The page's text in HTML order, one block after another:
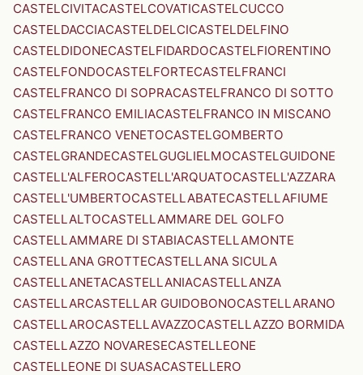
CASTELCIVITACASTELCOVATICASTELCUCCO
CASTELDACCIACASTELDELCICASTELDELFINO
CASTELDIDONECASTELFIDARDOCASTELFIORENTINO
CASTELFONDOCASTELFORTECASTELFRANCI
CASTELFRANCO DI SOPRACASTELFRANCO DI SOTTO
CASTELFRANCO EMILIACASTELFRANCO IN MISCANO
CASTELFRANCO VENETOCASTELGOMBERTO
CASTELGRANDECASTELGUGLIELMOCASTELGUIDONE
CASTELL'ALFEROCASTELL'ARQUATOCASTELL'AZZARA
CASTELL'UMBERTOCASTELLABATECASTELLAFIUME
CASTELLALTOCASTELLAMMARE DEL GOLFO
CASTELLAMMARE DI STABIACASTELLAMONTE
CASTELLANA GROTTECASTELLANA SICULA
CASTELLANETACASTELLANIACASTELLANZA
CASTELLARCASTELLAR GUIDOBONOCASTELLARANO
CASTELLAROCASTELLAVAZZOCASTELLAZZO BORMIDA
CASTELLAZZO NOVARESECASTELLEONE
CASTELLEONE DI SUASACASTELLERO